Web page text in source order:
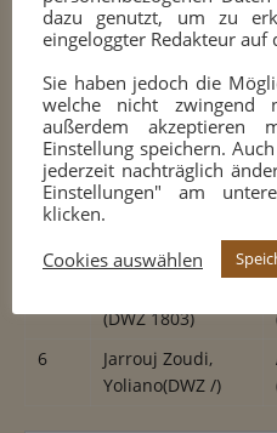
2
Eisenburger,
3
Albrandt,
Lennart(DWZ
1492)
4
kleine Kamphake,
Noah (DWZ 1421)
(DWZ 1803)
6
Jarrouj Zoudi,
Yoliano(DWZ /)
dazu genutzt, um zu
eingeloggter Redakteur auf
Sie haben jedoch die
welche nicht zwingend
außerdem akzeptieren
Einstellung speichern.
jederzeit nachträglich
Einstellungen" am
klicken.
Cookies auswählen